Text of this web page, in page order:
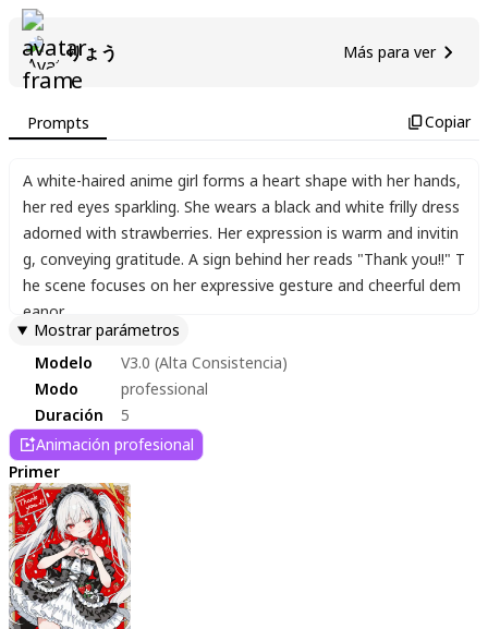
りょう Más para ver
Prompts Copiar
A white-haired anime girl forms a heart shape with her hands,
her red eyes sparkling. She wears a black and white frilly dress
adorned with strawberries. Her expression is warm and invitin
g, conveying gratitude. A sign behind her reads "Thank you!!" T
he scene focuses on her expressive gesture and cheerful dem
eanor.
Mostrar parámetros
Modelo
V3.0 (Alta Consistencia)
Modo
professional
Duración
5
Animación profesional
Primer